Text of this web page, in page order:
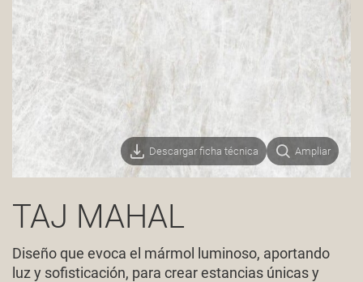
Descargar ficha técnica Ampliar
TAJ MAHAL
Diseño que evoca el mármol luminoso, aportando
luz y sofisticación, para crear estancias únicas y